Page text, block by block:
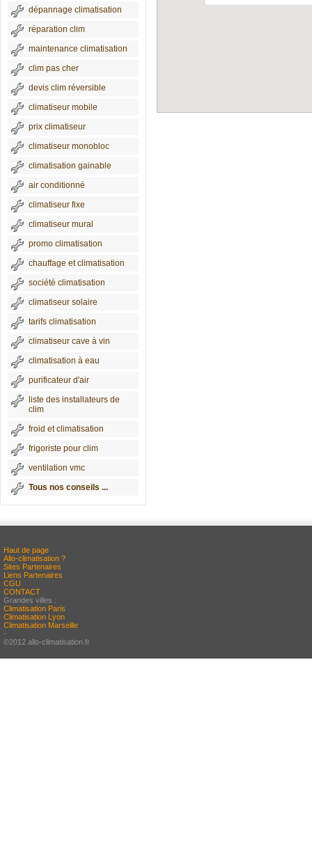
dépannage climatisation
réparation clim
maintenance climatisation
clim pas cher
devis clim réversible
climatiseur mobile
prix climatiseur
climatiseur monobloc
climatisation gainable
air conditionné
climatiseur fixe
climatiseur mural
promo climatisation
chauffage et climatisation
société climatisation
climatiseur solaire
tarifs climatisation
climatiseur cave à vin
climatisation à eau
purificateur d'air
liste des installateurs de
clim
froid et climatisation
frigoriste pour clim
ventilation vmc
Tous nos conseils ...
Haut de page
Allo-climatisation ?
Sites Partenaires
Liens Partenaires
CGU
CONTACT
Grandes villes :
Climatisation Paris
Climatisation Lyon
Climatisation Marseille
-
©2012 allo-climatisation.fr